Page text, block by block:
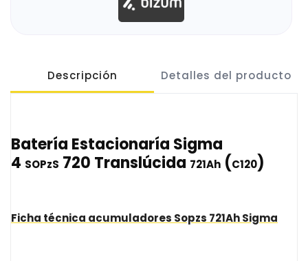
Descripción Detalles del producto
Batería Estacionaría Sigma
4 SOPzS 720 Translúcida 721Ah (C120)
Ficha técnica acumuladores Sopzs 721AhSigma